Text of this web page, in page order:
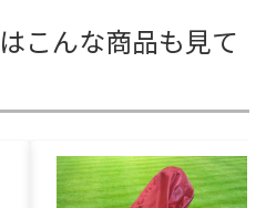
こんな商品も見て